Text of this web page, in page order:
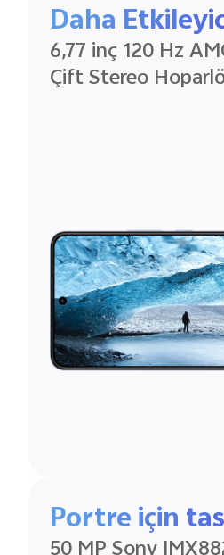
Daha
6,77 inç 120 Hz
Çift Stereo
Portre için
50 MP Sony